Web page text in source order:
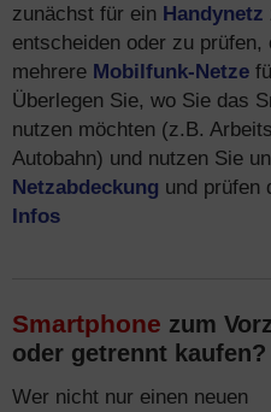
zunächst für ein Handynetz
entscheiden oder zu prüfen,
mehrere Mobilfunk-Netze
Überlegen Sie, wo Sie das
nutzen möchten (z.B.
Autobahn) und nutzen Sie
Netzabdeckung und prüfen
Infos
Smartphone zum
oder getrennt kaufen?
Wer nicht nur einen neuen